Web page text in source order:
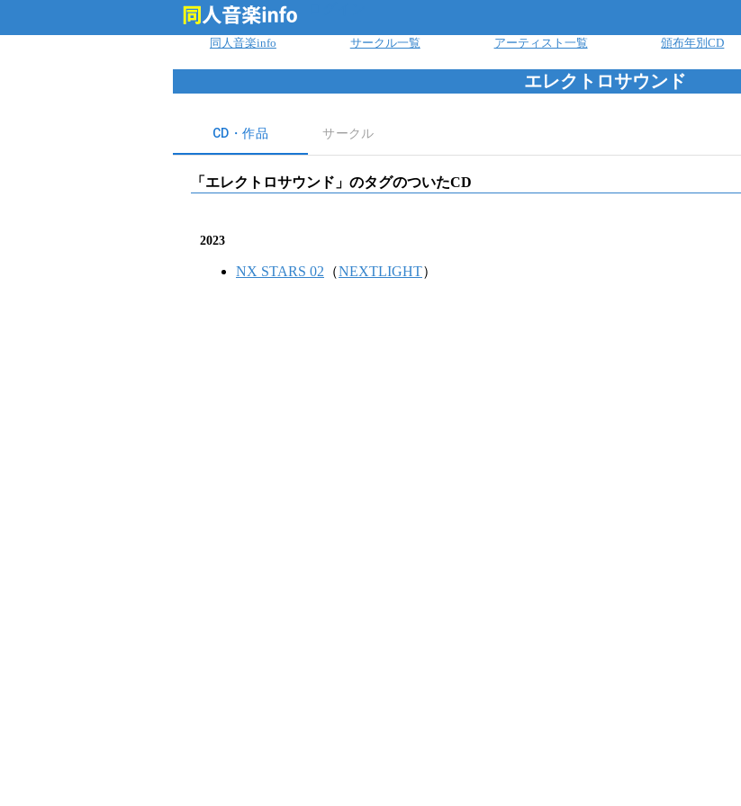
同人音楽info サークル一覧 アーティスト一覧 頒布年別CD
エレクトロサウンド
CD・作品 サークル
「 エレクトロサウンド 」のタグのついたCD
2023
NX STARS 02 （NEXTLIGHT）